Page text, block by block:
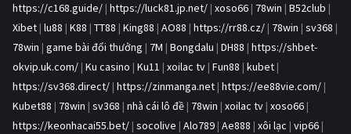
https://c168.guide/ | https://luck81.jp.net/ | xoso66 | 78win | B52club |
Xibet | lu88 | K88 | TT88 | King88 | AO88 | https://rr88.cz/ | 78win | sv368 |
78win | game bài đổi thưởng | 7M | Bongdalu | DH88 | https://shbet-
okvip.uk.com/ | Ku casino | Ku11 | xoilac tv | Fun88 | kubet |
https://sv368.direct/ | https://zinmanga.net | https://ee88vie.com/ |
Kubet88 | 78win | sv368 | nhà cái lô đề | 78win | xoilac tv | xoso66 |
https://keonhacai55.bet/ | socolive | Alo789 | Ae888 | xôi lạc | vip66 |